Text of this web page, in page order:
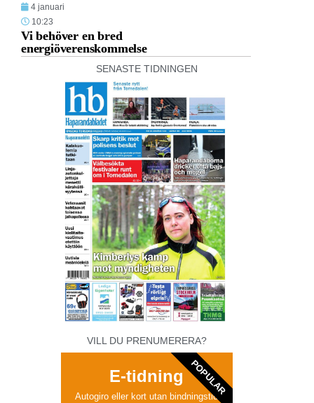
4 januari
10:23
Vi behöver en bred
energiöverenskommelse
SENASTE TIDNINGEN
VILL DU PRENUMERERA?
E-tidning
Autogiro eller kort utan bindningstid
POPULAR